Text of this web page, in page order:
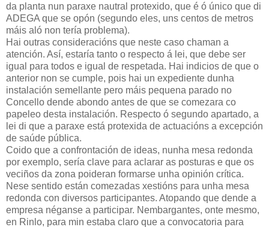
da planta nun paraxe nautral protexido, que é ó único que di
ADEGA que se opón (segundo eles, uns centos de metros
máis aló non tería problema).
Hai outras consideracións que neste caso chaman a
atención. Así, estaría tanto o respecto á lei, que debe ser
igual para todos e igual de respetada. Hai indicios de que o
anterior non se cumple, pois hai un expediente dunha
instalación semellante pero máis pequena parado no
Concello dende abondo antes de que se comezara co
papeleo desta instalación. Respecto ó segundo apartado, a
lei di que a paraxe está protexida de actuacións a excepción
de saúde pública.
Coido que a confrontación de ideas, nunha mesa redonda
por exemplo, sería clave para aclarar as posturas e que os
veciños da zona poideran formarse unha opinión crítica.
Nese sentido están comezadas xestións para unha mesa
redonda con diversos participantes. Atopando que dende a
empresa néganse a participar. Nembargantes, onte mesmo,
en Rinlo, para min estaba claro que a convocatoria para